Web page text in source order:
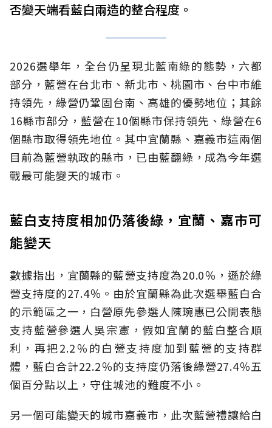
否變天端看藍白兩造的整合程度。
2026選舉年，全台仍呈現北藍南綠的態勢，六都
部分，藍營在台北市、新北市、桃園市、台中市維
持領先，綠營仍鞏固台南、高雄的優勢地位；其餘
16縣市部分，藍營在10個縣市保持領先、綠營在6
個縣市取得領先地位。其中宜蘭縣、嘉義市這兩個
目前為藍營執政的縣市，已由藍翻綠，成為今年選
戰最可能變天的城市。
藍白支持度相加仍落後綠，宜蘭、嘉市可
能變天
數據指出，宜蘭縣的藍營支持度為20.0％，遜於綠
營支持度的27.4％。由於宜蘭縣為此次選舉藍白合
的示範區之一，白營原先參選人陳琬惠已公開表態
支持藍營參選人吳宗憲，假如宜蘭的藍白整合順
利，再把2.2％的白營支持度加到藍營的支持群
體，藍白合計22.2％的支持度仍落後綠營27.4％五
個百分點以上，守住城池的難度不小。
另一個可能變天的城市嘉義市，此次藍營禮讓給白